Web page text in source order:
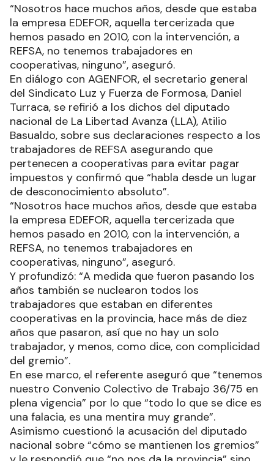
“Nosotros hace muchos años, desde que estaba
la empresa EDEFOR, aquella tercerizada que
hemos pasado en 2010, con la intervención, a
REFSA, no tenemos trabajadores en
cooperativas, ninguno”, aseguró.
En diálogo con AGENFOR, el secretario general
del Sindicato Luz y Fuerza de Formosa, Daniel
Turraca, se refirió a los dichos del diputado
nacional de La Libertad Avanza (LLA), Atilio
Basualdo, sobre sus declaraciones respecto a los
trabajadores de REFSA asegurando que
pertenecen a cooperativas para evitar pagar
impuestos y confirmó que “habla desde un lugar
de desconocimiento absoluto”.
“Nosotros hace muchos años, desde que estaba
la empresa EDEFOR, aquella tercerizada que
hemos pasado en 2010, con la intervención, a
REFSA, no tenemos trabajadores en
cooperativas, ninguno”, aseguró.
Y profundizó: “A medida que fueron pasando los
años también se nuclearon todos los
trabajadores que estaban en diferentes
cooperativas en la provincia, hace más de diez
años que pasaron, así que no hay un solo
trabajador, y menos, como dice, con complicidad
del gremio”.
En ese marco, el referente aseguró que “tenemos
nuestro Convenio Colectivo de Trabajo 36/75 en
plena vigencia” por lo que “todo lo que se dice es
una falacia, es una mentira muy grande”.
Asimismo cuestionó la acusación del diputado
nacional sobre “cómo se mantienen los gremios”